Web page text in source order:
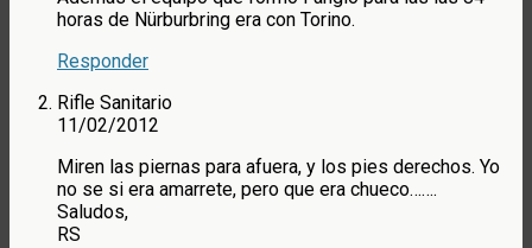
horas de Nürburbring era con Torino.
Responder
Rifle Sanitario
11/02/2012
Miren las piernas para afuera, y los pies derechos. Yo
no se si era amarrete, pero que era chueco…….
Saludos,
RS